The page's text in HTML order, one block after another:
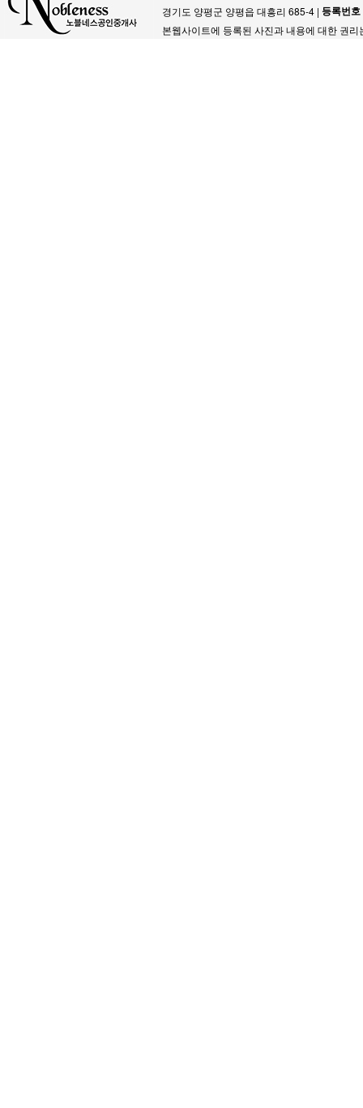
경기도 양평군 양평읍 대흥리 685-4 | 등록번호
본웹사이트에 등록된 사진과 내용에 대한 권